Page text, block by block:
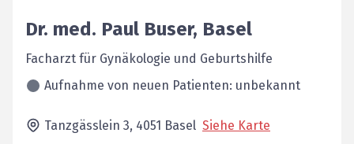
Dr. med. Paul Buser, Basel
Facharzt für Gynäkologie und Geburtshilfe
Aufnahme von neuen Patienten: unbekannt
Tanzgässlein 3, 4051 Basel Siehe Karte